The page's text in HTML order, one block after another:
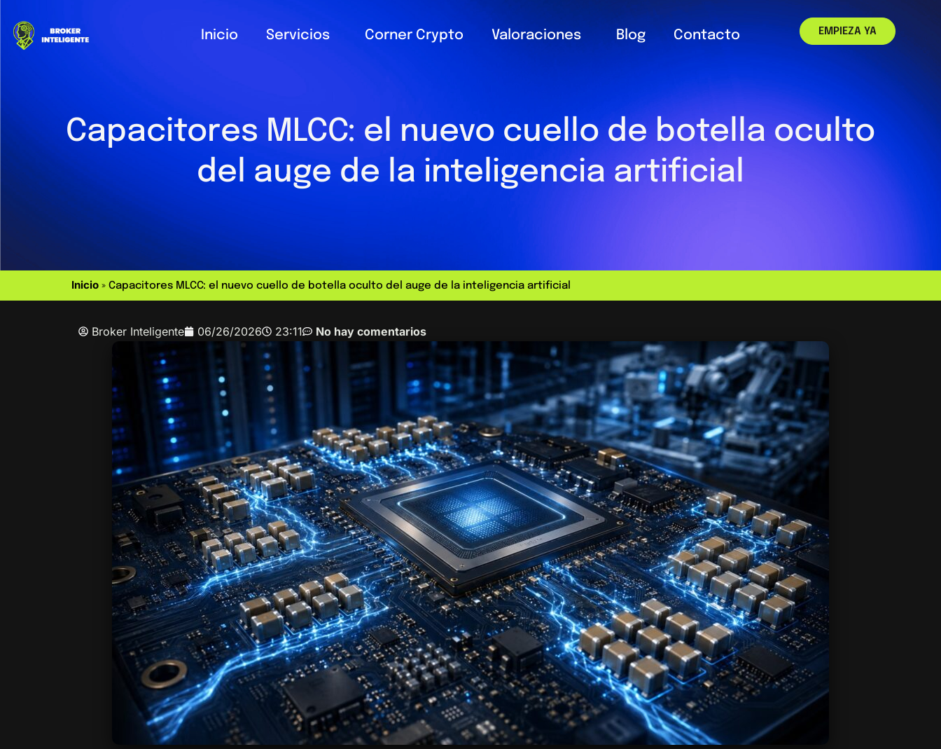
Inicio Servicios Corner Crypto Valoraciones Blog Contacto EMPIEZA YA
Capacitores MLCC: el nuevo cuello de botella oculto
del auge de la inteligencia artificial
Inicio » Capacitores MLCC: el nuevo cuello de botella oculto del auge de la inteligencia artificial
Broker Inteligente 06/26/2026 23:11 No hay comentarios